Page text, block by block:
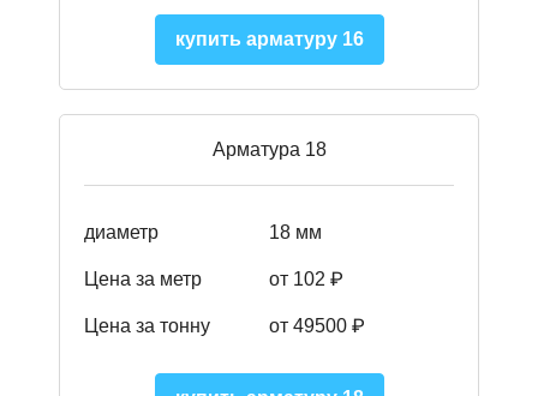
купить арматуру 16
Арматура 18
диаметр 18 мм
Цена за метр от 102 ₽
Цена за тонну от 49500 ₽